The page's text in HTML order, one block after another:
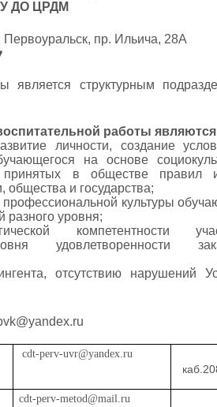
ДО ЦРДМ
Первоуральск, пр. Ильича, 28А
является структурным
работы являются
личности, создание
на основе
принятых в обществе правил
общества и государства;
культуры
разного уровня;
компетентности
удовлетворенности
отсутствию нарушений
cdt-perv-uvr@yandex.ru
cdt-perv-metod@mail.ru